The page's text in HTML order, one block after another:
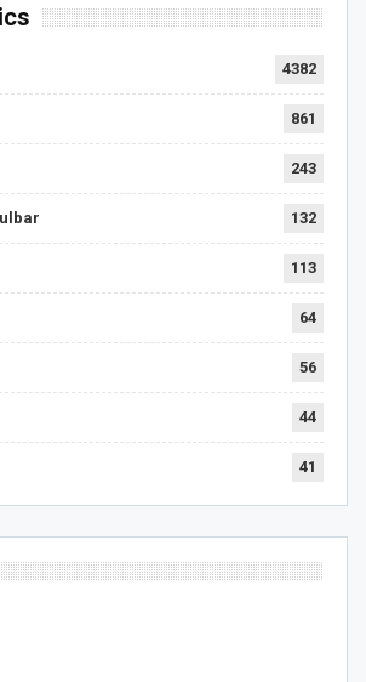
4382
861
243
132
113
64
56
44
41